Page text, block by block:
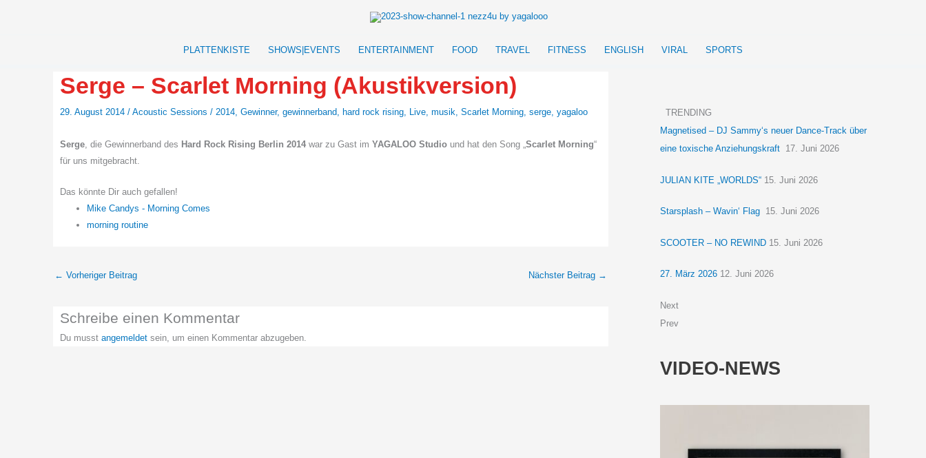
PLATTENKISTE
SHOWS|EVENTS ENTERTAINMENT FOOD TRAVEL FITNESS ENGLISH VIRAL SPORTS
Serge – Scarlet Morning (Akustikversion)
29. August 2014 / Acoustic Sessions / 2014, Gewinner, gewinnerband, hard rock rising, Live, musik, Scarlet Morning, serge, yagaloo
Serge, die Gewinnerband des Hard Rock Rising Berlin 2014 war zu Gast im YAGALOO Studio und hat den Song „Scarlet Morning“
für uns mitgebracht.
Das könnte Dir auch gefallen!
Mike Candys - Morning Comes
morning routine
← Vorheriger Beitrag Nächster Beitrag →
Schreibe einen Kommentar
Du musst angemeldet sein, um einen Kommentar abzugeben.
TRENDING
Magnetised – DJ Sammy‘s neuer Dance-Track über
eine toxische Anziehungskraft 17. Juni 2026
JULIAN KITE „WORLDS“ 15. Juni 2026
Starsplash – Wavin‘ Flag 15. Juni 2026
SCOOTER – NO REWIND 15. Juni 2026
27. März 2026 12. Juni 2026
Next
Prev
VIDEO-NEWS